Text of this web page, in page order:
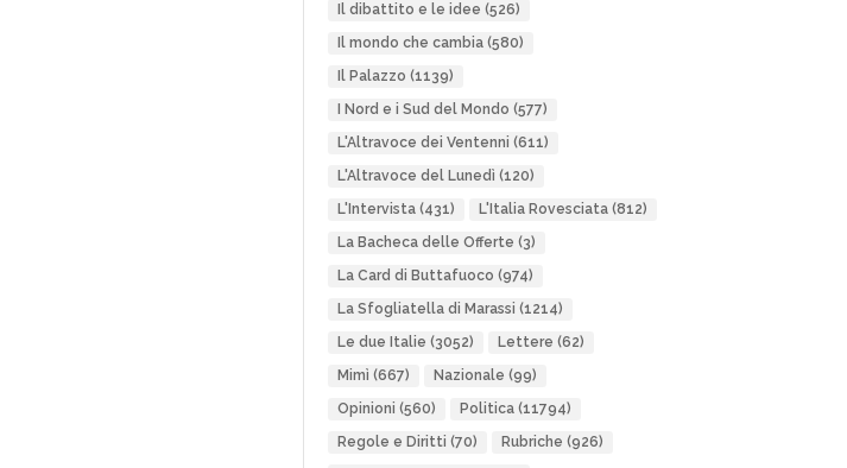
Il dibattito e le idee (526)
Il mondo che cambia(580)
Il Palazzo (1139)
I Nord e i Sud del Mondo (577)
L'Altravoce dei Ventenni (611)
L'Altravoce del Lunedì (120)
L'Intervista(431) L'Italia Rovesciata(812)
La Bacheca delle Offerte (3)
La Card di Buttafuoco (974)
La Sfogliatella di Marassi (1214)
Le due Italie (3052) Lettere (62)
Mimì (667) Nazionale (99)
Opinioni (560) Politica(11794)
Regole e Diritti (70) Rubriche (926)